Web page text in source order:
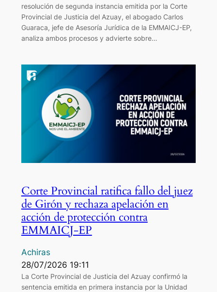
resolución de segunda instancia emitida por la Corte
Provincial de Justicia del Azuay, el abogado Carlos
Guaraca, jefe de Asesoría Jurídica de la EMMAICJ-EP,
analiza ambos procesos y advierte sobre…
Corte Provincial ratifica fallo del juez
de Girón y rechaza apelación en
acción de protección contra
EMMAICJ-EP
Achiras
28/07/2026 19:11
La Corte Provincial de Justicia del Azuay confirmó la
sentencia emitida en primera instancia por la Unidad